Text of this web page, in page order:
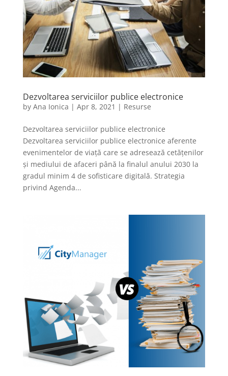
Dezvoltarea serviciilor publice electronice
by Ana Ionica | Apr 8, 2021 | Resurse
Dezvoltarea serviciilor publice electronice
Dezvoltarea serviciilor publice electronice aferente
evenimentelor de viață care se adresează cetățenilor
și mediului de afaceri până la finalul anului 2030 la
gradul minim 4 de sofisticare digitală. Strategia
privind Agenda...